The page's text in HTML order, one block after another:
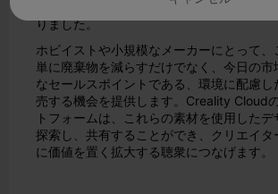
く、より環境に優しい選択肢を得ることが
りました。
ホビイストや小規模なメーカーにとって、
単に廃棄物を減らすだけでなく、今日の市
なセールスポイントである、環境に配慮し
売する機会を提供します。Creality Cloud
トフォームは、これらの素材を使用したデ
探索し、共有することができ、クリエイタ
に価値を置く拡大する聴衆につなげます。